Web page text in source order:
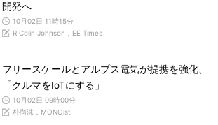
開発へ
10月02日 11時15分
R Colin Johnson，EE Times
フリースケールとアルプス電気が提携を強化、
「クルマをIoTにする」
10月02日 09時00分
朴尚洙，MONOist